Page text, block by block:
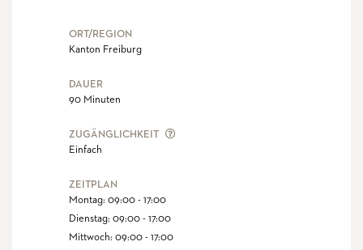
ORT/REGION
Kanton Freiburg
DAUER
90 Minuten
ZUGÄNGLICHKEIT
Einfach
ZEITPLAN
Montag: 09:00 - 17:00
Dienstag: 09:00 - 17:00
Mittwoch: 09:00 - 17:00